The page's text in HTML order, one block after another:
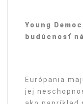
Young
budúcnosť
Európania
jej